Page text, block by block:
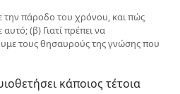
την πάροδο του χρόνου, και πώς
(β) Γιατί πρέπει να
τους θησαυρούς της γνώσης που
κάποιος τέτοια